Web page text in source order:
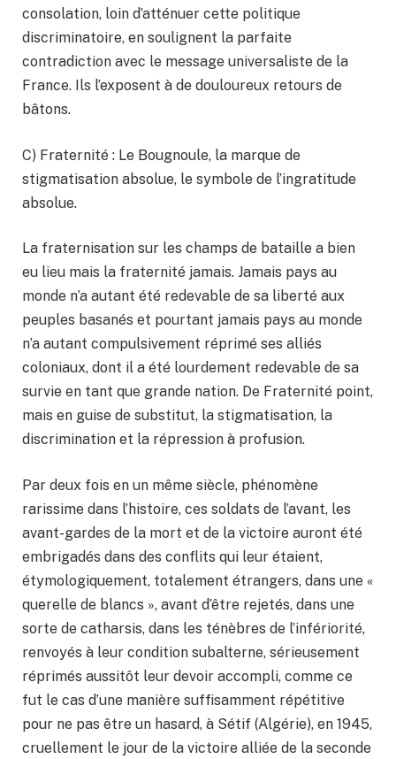
consolation, loin d’atténuer cette politique
discriminatoire, en soulignent la parfaite
contradiction avec le message universaliste de la
France. Ils l’exposent à de douloureux retours de
bâtons.
C) Fraternité : Le Bougnoule, la marque de
stigmatisation absolue, le symbole de l’ingratitude
absolue.
La fraternisation sur les champs de bataille a bien
eu lieu mais la fraternité jamais. Jamais pays au
monde n’a autant été redevable de sa liberté aux
peuples basanés et pourtant jamais pays au monde
n’a autant compulsivement réprimé ses alliés
coloniaux, dont il a été lourdement redevable de sa
survie en tant que grande nation. De Fraternité point,
mais en guise de substitut, la stigmatisation, la
discrimination et la répression à profusion.
Par deux fois en un même siècle, phénomène
rarissime dans l’histoire, ces soldats de l’avant, les
avant-gardes de la mort et de la victoire auront été
embrigadés dans des conflits qui leur étaient,
étymologiquement, totalement étrangers, dans une «
querelle de blancs », avant d’être rejetés, dans une
sorte de catharsis, dans les ténèbres de l’infériorité,
renvoyés à leur condition subalterne, sérieusement
réprimés aussitôt leur devoir accompli, comme ce
fut le cas d’une manière suffisamment répétitive
pour ne pas être un hasard, à Sétif (Algérie), en 1945,
cruellement le jour de la victoire alliée de la seconde